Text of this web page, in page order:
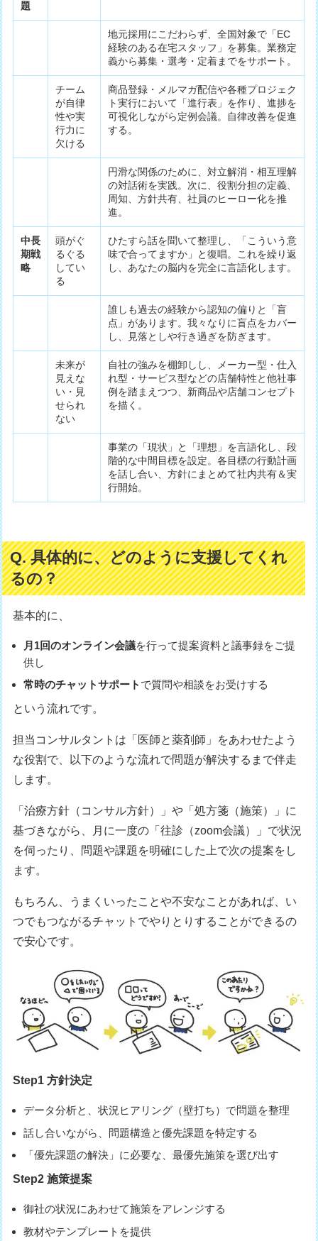
題
地元採用にこだわらず、全国対象で「EC
経験のある在宅スタッフ」を募集。業務定
義から募集・選考・定着までをサポート。
チーム
が自律
性や実
行力に
欠ける
商品登録・メルマガ配信や各種プロジェク
ト実行において「進行表」を作り、進捗を
可視化しながら定例会議。自律改善を促進
する。
円滑な関係のために、対立解消・相互理解
の対話術を実践。次に、役割分担の定義、
周知、方針共有、社員のヒーロー化を推
進。
中長
期戦
略
頭がぐ
るぐる
してい
る
ひたすら話を聞いて整理し、「こういう意
味で合ってますか」と復唱。これを繰り返
し、あなたの脳内を完全に言語化します。
誰しも過去の経験から認知の偏りと「盲
点」があります。我々なりに盲点をカバー
し、見落としや行き過ぎを防ぎます。
未来が
見えな
い・見
せられ
ない
自社の強みを棚卸しし、メーカー型・仕入
れ型・サービス型などの店舗特性と他社事
例を踏まえつつ、新商品や店舗コンセプト
を描く。
事業の「現状」と「理想」を言語化し、段
階的な中間目標を設定。各目標の行動計画
を話し合い、方針にまとめて社内共有＆実
行開始。
Q. 具体的に、どのように支援してくれ
るの？
基本的に、
月1回のオンライン会議を行って提案資料と議事録をご提
供し
常時のチャットサポート で質問や相談をお受けする
という流れです。
担当コンサルタントは「医師と薬剤師」をあわせたよう
な役割で、以下のような流れで問題が解決するまで伴走
します。
「治療方針（コンサル方針）」や「処方箋（施策）」に
基づきながら、月に一度の「往診（zoom会議）」で状況
を伺ったり、問題や課題を明確にした上で次の提案をし
ます。
もちろん、うまくいったことや不安なことがあれば、い
つでもつながるチャットでやりとりすることができるの
で安心です。
Step1 方針決定
データ分析と、状況ヒアリング（壁打ち）で問題を整理
話し合いながら、問題構造と優先課題を特定する
「優先課題の解決」に必要な、最優先施策を選び出す
Step2 施策提案
御社の状況にあわせて施策をアレンジする
教材やテンプレートを提供